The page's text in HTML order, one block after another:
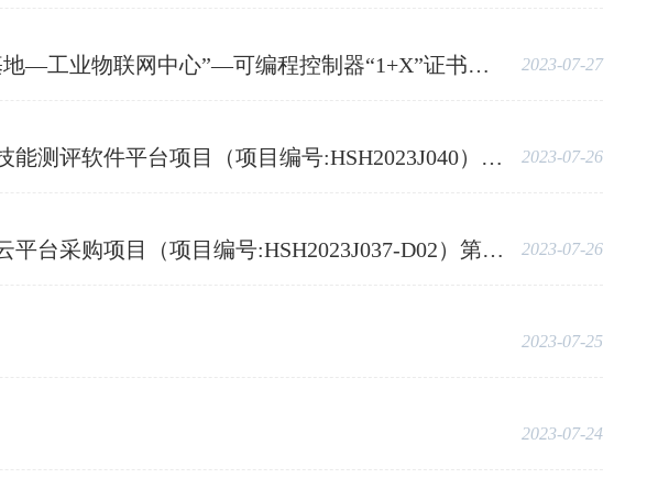
书考核培训中心采购项目（采购编号：HWZC23087）竞争性谈判公告 2023-07-27
项目（项目编号:HSH2023J040）竞争性谈判采购公告 2023-07-26
目编号:HSH2023J037-D02）第二次竞争性谈判采购公告 2023-07-26
2023-07-25
2023-07-24